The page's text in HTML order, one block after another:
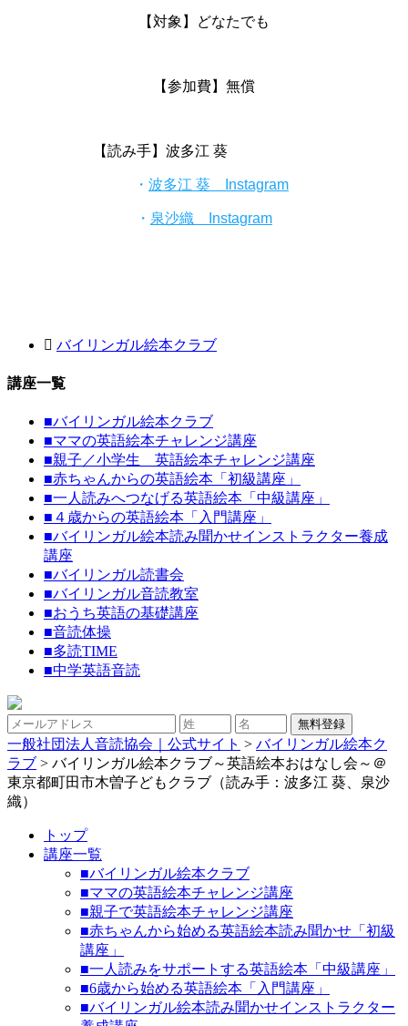
【対象】どなたでも
【参加費】無償
【読み手】波多江 葵
・ 波多江 葵 Instagram
・ 泉沙織 Instagram
バイリンガル絵本クラブ
講座一覧
■バイリンガル絵本クラブ
■ママの英語絵本チャレンジ講座
■親子／小学生 英語絵本チャレンジ講座
■赤ちゃんからの英語絵本「初級講座」
■一人読みへつなげる英語絵本「中級講座」
■ ４歳からの英語絵本「入門講座」
■バイリンガル絵本読み聞かせインストラクター養成
講座
■バイリンガル読書会
■バイリンガル音読教室
■おうち英語の基礎講座
■音読体操
■多読TIME
■中学英語音読
一般社団法人音読協会｜公式サイト > バイリンガル絵本ク
ラブ > バイリンガル絵本クラブ～英語絵本おはなし会～＠
東京都町田市木曽子どもクラブ（読み手：波多江 葵、泉沙
織）
トップ
講座一覧
■バイリンガル絵本クラブ
■ママの英語絵本チャレンジ講座
■親子で英語絵本チャレンジ講座
■赤ちゃんから始める英語絵本読み聞かせ「初級
講座」
■一人読みをサポートする英語絵本「中級講座」
■6歳から始める英語絵本「入門講座」
■バイリンガル絵本読み聞かせインストラクター